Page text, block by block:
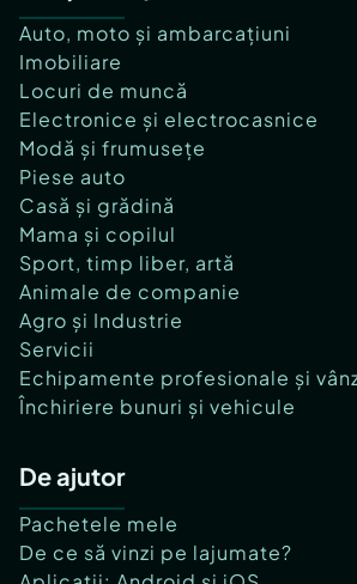
Auto, moto și ambarcațiuni
Imobiliare
Locuri de muncă
Electronice și electrocasnice
Modă și frumusețe
Piese auto
Casă și grădină
Mama și copilul
Sport, timp liber, artă
Animale de companie
Agro și Industrie
Servicii
Echipamente profesionale și
Închiriere bunuri și vehicule
De ajutor
Pachetele mele
De ce să vinzi pe lajumate?